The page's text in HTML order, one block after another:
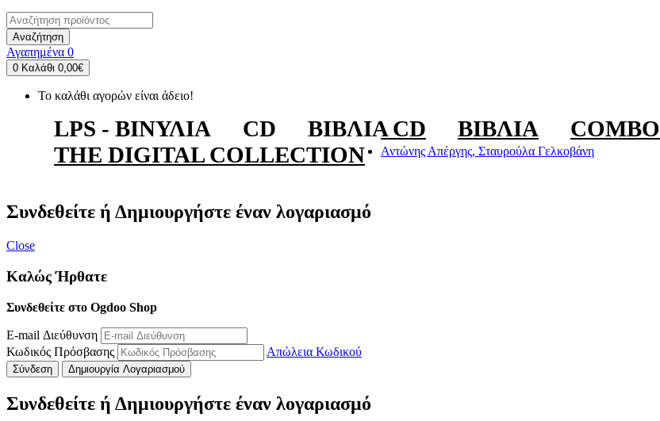
Αναζήτηση
Αγαπημένα 0
0 Καλάθι 0,00€
Το καλάθι αγορών είναι άδειο!
LPS - ΒΙΝΎΛΙΑ CD ΒΙΒΛΊΑ CD ΒΙΒΛΊΑ COMBO
THE DIGITAL COLLECTION
Αντώνης Απέργης, Σταυρούλα Γελκοβάνη
Συνδεθείτε ή Δημιουργήστε έναν λογαριασμό
Close
Καλώς Ήρθατε
Συνδεθείτε στο Ogdoo Shop
E-mail Διεύθυνση
Κωδικός Πρόσβασης
Απώλεια Κωδικού
Σύνδεση Δημιουργία Λογαριασμού
Συνδεθείτε ή Δημιουργήστε έναν λογαριασμό